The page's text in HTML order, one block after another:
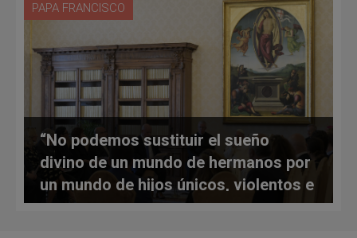
PAPA FRANCISCO
“No podemos sustituir el sueño
divino de un mundo de hermanos por
un mundo de hijos únicos, violentos e
indiferentes”, dice el Papa a una